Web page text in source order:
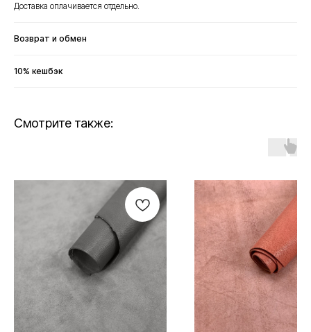
Доставка оплачивается отдельно.
Возврат и обмен
10% кешбэк
Смотрите также: